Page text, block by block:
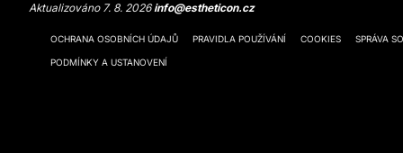
Aktualizováno 7. 8. 2026info@estheticon.cz
OCHRANA OSOBNÍCH ÚDAJŮ PRAVIDLA POUŽÍVÁNÍ COOKIES SPRÁVA
PODMÍNKY A USTANOVENÍ